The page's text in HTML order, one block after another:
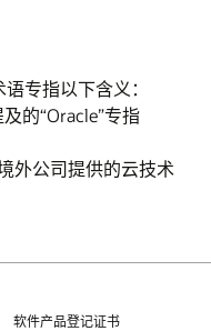
专指以下含义：
的“Oracle”专指
外公司提供的云技术
软件产品登记证书